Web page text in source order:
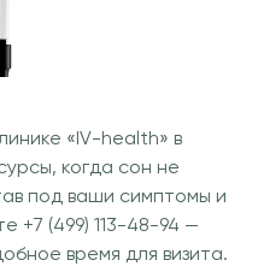
«IV-health» в
когда сон не
под ваши симптомы и
+7 (499) 113-48-94 —
время для визита.